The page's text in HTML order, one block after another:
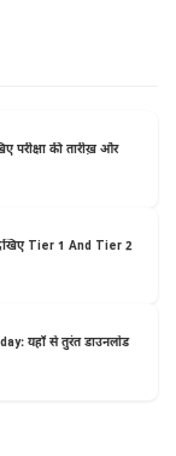
परीक्षा की तारीख़ और
Tier 1 And Tier 2
यहॉं से तुरंत डाउनलोड